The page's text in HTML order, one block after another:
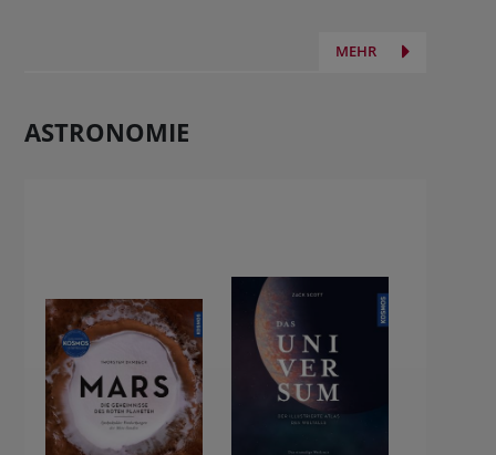
MEHR
ASTRONOMIE